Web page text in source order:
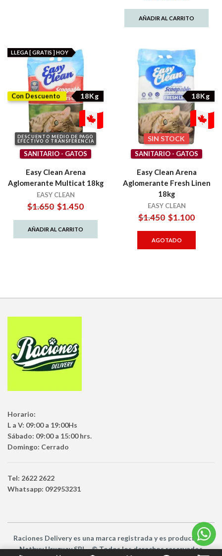
era:
es:
AÑADIR AL CARRITO
DESCUENTO MEDIO DE PAGO
EFECTIVO O TRANSFERENCIA
18Kg
Con Descuento
LLEGA [ GRATIS ] HOY
SANITARIO - GATOS
Easy Clean Arena
Aglomerante Multicat 18kg
EASY CLEAN
$1.650 El
era:
$1.450El
AÑADIR AL CARRITO
SIN STOCK
18Kg
SANITARIO - GATOS
Easy Clean Arena
Aglomerante Fresh Linen
18kg
EASY CLEAN
$1.450 El
era:
$1.100El
AGOTADO
Horario:
L a V: 09:00 a 19:00Hs
Sábado: 09:00 a 15:00 hrs.
Domingo: Cerrado
Tel: 2622 2622
Whatsapp: 092953231
Raciones Deliveryes una marca registrada y es productode
Netbuy Uruguay SRL -© Todos los derechos reservados